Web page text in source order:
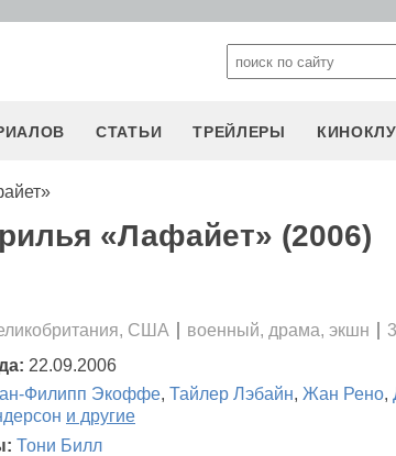
СТАТЬИ ТРЕЙЛЕРЫ
«Лафайет» (2006)
США военный, драма, экшн
22.09.2006
Филипп Экоффе, Тайлер Лэбайн, Жан Рено,
и другие
Тони Билл